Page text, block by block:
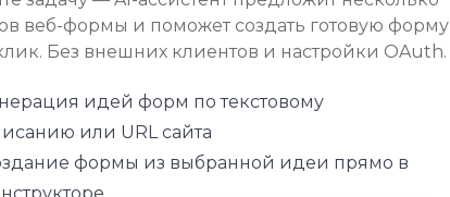
веб-формы и поможет создать готовую форму
Без внешних клиентов и настройки OAuth.
идей форм по текстовому
или URL сайта
формы из выбранной идеи прямо в